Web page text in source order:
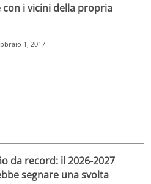
con i vicini della propria
1, 2017
da record: il 2026-2027
segnare una svolta